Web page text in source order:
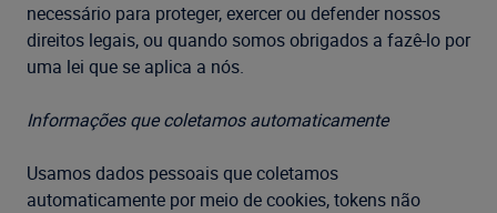
necessário para proteger, exercer ou defender nossos
direitos legais, ou quando somos obrigados a fazê-lo por
uma lei que se aplica a nós.
Informações que coletamos automaticamente
Usamos dados pessoais que coletamos
automaticamente por meio de cookies, tokens não